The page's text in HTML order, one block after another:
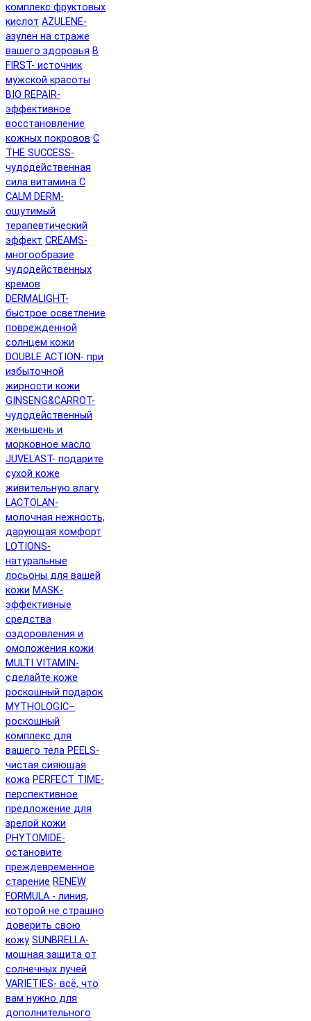
комплекс фруктовых
кислот AZULENE-
азулен на страже
вашего здоровья B
FIRST- источник
мужской красоты
BIO REPAIR-
эффективное
восстановление
кожных покровов C
THE SUCCESS-
чудодейственная
сила витамина C
CALM DERM-
ощутимый
терапевтический
эффект CREAMS-
многообразие
чудодейственных
кремов
DERMALIGHT-
быстрое осветление
поврежденной
солнцем кожи
DOUBLE ACTION- при
избыточной
жирности кожи
GINSENG&CARROT-
чудодейственный
женьшень и
морковное масло
JUVELAST- подарите
сухой коже
живительную влагу
LACTOLAN-
молочная нежность,
дарующая комфорт
LOTIONS-
натуральные
лосьоны для вашей
кожи MASK-
эффективные
средства
оздоровления и
омоложения кожи
MULTI VITAMIN-
сделайте коже
роскошный подарок
MYTHOLOGIC–
роскошный
комплекс для
вашего тела PEELS-
чистая сияющая
кожа PERFECT TIME-
перспективное
предложение для
зрелой кожи
PHYTOMIDE-
остановите
преждевременное
старение RENEW
FORMULA - линия,
которой не страшно
доверить свою
кожу SUNBRELLA-
мощная защита от
солнечных лучей
VARIETIES- всё, что
вам нужно для
дополнительного